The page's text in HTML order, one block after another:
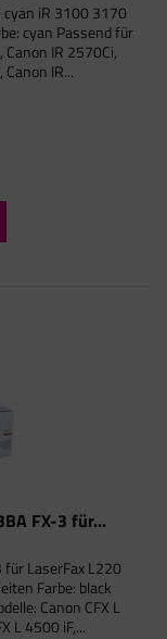
cyan iR 3100 3170
cyan Passend für
IR 2570Ci,
IR...
FX-3 für...
LaserFax L220
Farbe: black
Canon CFX L
L 4500 iF,...